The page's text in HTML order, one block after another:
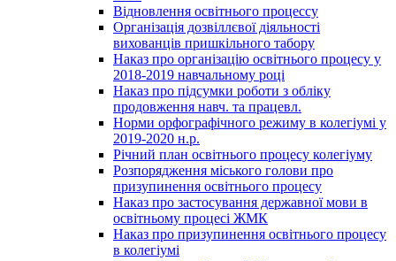
Відновлення освітнього процессу
Організація дозвіллєвої діяльності
вихованців пришкільного табору
Наказ про організацію освітнього процесу у
2018-2019 навчальному році
Наказ про підсумки роботи з обліку
продовження навч. та працевл.
Норми орфографічного режиму в колегіумі у
2019-2020 н.р.
Річний план освітнього процесу колегіуму
Розпорядження міського голови про
призупинення освітнього процесу
Наказ про застосування державної мови в
освітньому процесі ЖМК
Наказ про призупинення освітнього процесу
в колегіумі